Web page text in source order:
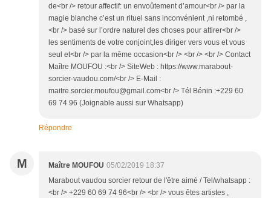
de<br /> retour affectif: un envoûtement d’amour<br /> par la
magie blanche c’est un rituel sans inconvénient ,ni retombé ,
<br /> basé sur l’ordre naturel des choses pour attirer<br />
les sentiments de votre conjoint,les diriger vers vous et vous
seul et<br /> par la même occasion<br /> <br /> <br /> Contact
Maître MOUFOU :<br /> SiteWeb : https://www.marabout-
sorcier-vaudou.com/<br /> E-Mail :
maitre.sorcier.moufou@gmail.com<br /> Tél Bénin :+229 60
69 74 96 (Joignable aussi sur Whatsapp)
Répondre
M Maître MOUFOU 05/02/2019 18:37
Marabout vaudou sorcier retour de l'être aimé / Tel/whatsapp :
<br /> +229 60 69 74 96<br /> <br /> vous êtes artistes ,